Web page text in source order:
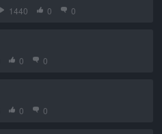
1440 0 0
0 0
0 0